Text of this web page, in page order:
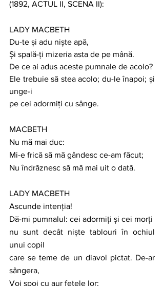
(1892, ACTUL II, SCENA II):
LADY MACBETH
Du-te și adu niște apă,
Și spală-ți mizeria asta de pe mână.
De ce ai adus aceste pumnale de acolo?
Ele trebuie să stea acolo; du-le înapoi; și
unge-i
pe cei adormiți cu sânge.
MACBETH
Nu mă mai duc:
Mi-e frică să mă gândesc ce-am făcut;
Nu îndrăznesc să mă mai uit o dată.
LADY MACBETH
Ascunde intenția!
Dă-mi pumnalul: cei adormiți și cei morți
nu sunt decât niște tablouri în ochiul
unui copil
care se teme de un diavol pictat. De-ar
sângera,
Voi spoi cu aur fețele lor;